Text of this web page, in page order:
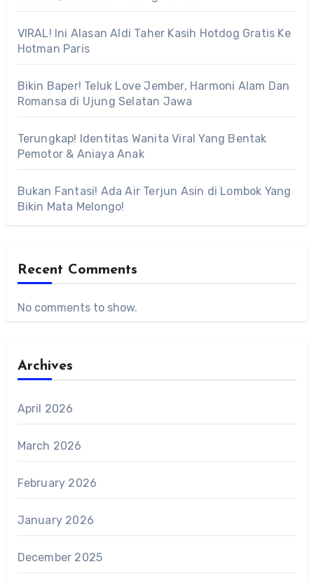
VIRAL! Ini Alasan Aldi Taher Kasih Hotdog Gratis Ke
Hotman Paris
Bikin Baper! Teluk Love Jember, Harmoni Alam Dan
Romansa di Ujung Selatan Jawa
Terungkap! Identitas Wanita Viral Yang Bentak
Pemotor & Aniaya Anak
Bukan Fantasi! Ada Air Terjun Asin di Lombok Yang
Bikin Mata Melongo!
Recent Comments
No comments to show.
Archives
April 2026
March 2026
February 2026
January 2026
December 2025